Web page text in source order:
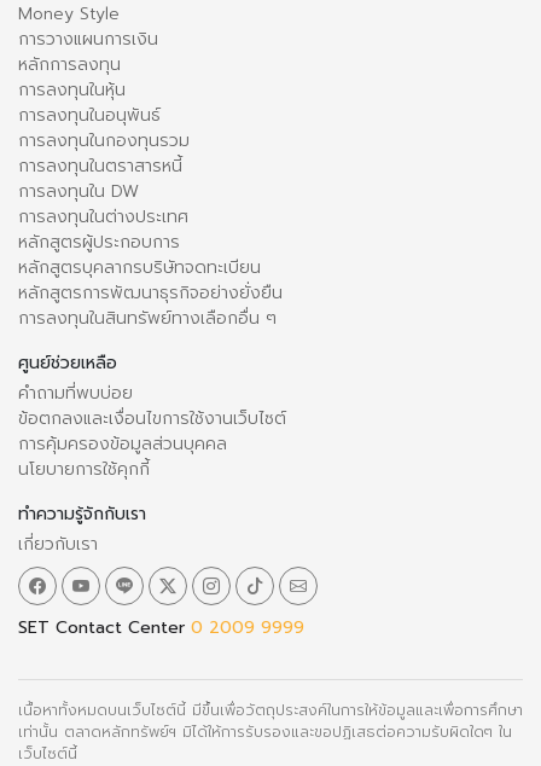
Money Style
การวางแผนการเงิน
หลักการลงทุน
การลงทุนในหุ้น
การลงทุนในอนุพันธ์
การลงทุนในกองทุนรวม
การลงทุนในตราสารหนี้
การลงทุนใน DW
การลงทุนในต่างประเทศ
หลักสูตรผู้ประกอบการ
หลักสูตรบุคลากรบริษัทจดทะเบียน
หลักสูตรการพัฒนาธุรกิจอย่างยั่งยืน
การลงทุนในสินทรัพย์ทางเลือกอื่น ๆ
ศูนย์ช่วยเหลือ
คำถามที่พบบ่อย
ข้อตกลงและเงื่อนไขการใช้งานเว็บไซต์
การคุ้มครองข้อมูลส่วนบุคคล
นโยบายการใช้คุกกี้
ทำความรู้จักกับเรา
เกี่ยวกับเรา
SET Contact Center 0 2009 9999
เนื้อหาทั้งหมดบนเว็บไซต์นี้ มีขึ้นเพื่อวัตถุประสงค์ในการให้ข้อมูลและเพื่อการศึกษา
เท่านั้น ตลาดหลักทรัพย์ฯ มิได้ให้การรับรองและขอปฏิเสธต่อความรับผิดใดๆ ใน
เว็บไซต์นี้